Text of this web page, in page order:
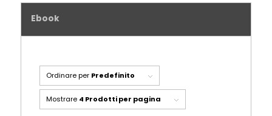
Ebook
Ordinare per Predefinito
Mostrare 4 Prodotti per pagina